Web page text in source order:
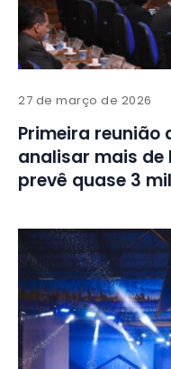
27 de março de 2026
Primeira reunião
analisar mais de
prevê quase 3